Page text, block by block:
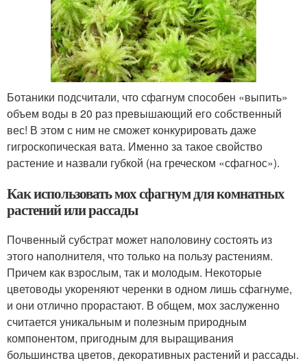
Ботаники подсчитали, что сфагнум способен «выпить»
объем воды в 20 раз превышающий его собственный
вес! В этом с ним не сможет конкурировать даже
гигроскопическая вата. Именно за такое свойство
растение и назвали губкой (на греческом «сфагнос»).
Как использовать мох сфагнум для комнатных
растений или рассады
Почвенный субстрат может наполовину состоять из
этого наполнителя, что только на пользу растениям.
Причем как взрослым, так и молодым. Некоторые
цветоводы укореняют черенки в одном лишь сфагнуме,
и они отлично прорастают. В общем, мох заслуженно
считается уникальным и полезным природным
компонентом, пригодным для выращивания
большинства цветов, декоративных растений и рассады.